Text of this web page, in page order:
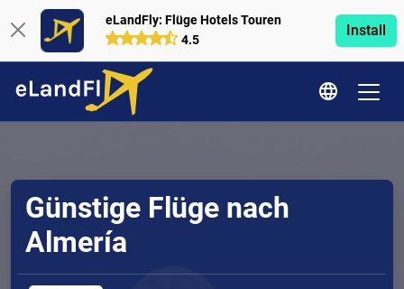
eLandFly: Flüge Hotels Touren
4.5
Install
Günstige Flüge nach
Almería